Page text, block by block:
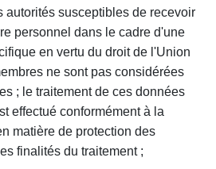
autorités susceptibles de recevoir
personnel dans le cadre d'une
en vertu du droit de l'Union
ne sont pas considérées
; le traitement de ces données
effectué conformément à la
matière de protection des
finalités du traitement ;